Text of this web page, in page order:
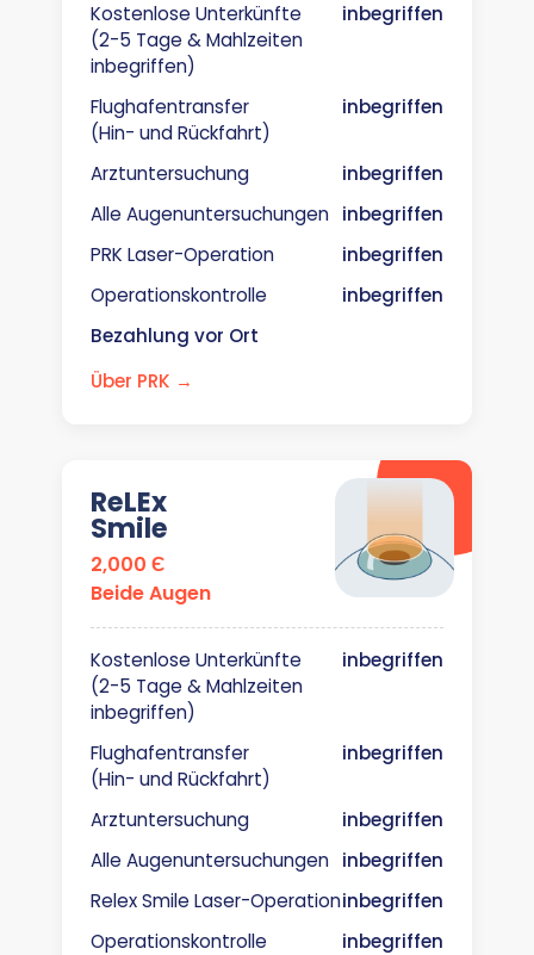
Kostenlose Unterkünfte
(2-5 Tage & Mahlzeiten
inbegriffen)
inbegriffen
Flughafentransfer
(Hin- und Rückfahrt)
inbegriffen
Arztuntersuchung
inbegriffen
Alle Augenuntersuchungen inbegriffen
PRK Laser-Operation
inbegriffen
Operationskontrolle
inbegriffen
Bezahlung vor Ort
Über PRK →
ReLEx
Smile
2,000 Є
Beide Augen
Kostenlose Unterkünfte
(2-5 Tage & Mahlzeiten
inbegriffen)
inbegriffen
Flughafentransfer
(Hin- und Rückfahrt)
inbegriffen
Arztuntersuchung
inbegriffen
Alle Augenuntersuchungen inbegriffen
Relex Smile Laser-Operationinbegriffen
Operationskontrolle
inbegriffen